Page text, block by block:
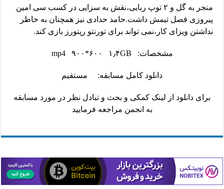
منجر به گل و ۲ توپ ربایی،نقش به سزایی در کسب سی امین
پیروزی فصل تیمش داشت.حامد حدادی نیز همچنان به خاطر
نداشتن ویزای کار،نمی تواند برای تورنتو رپتورز بازی کند.
مشخصات: mp4 ۹۰۰*۶۰۰ ۱٫۴GB
دانلود کامل مسابقه: مستقیم
برای دانلود از لینک کمکی و بحث و تبادل نظر در مورد مسابقه
به انجمن مراجعه فرمایید